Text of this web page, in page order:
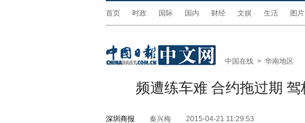
首页 时政 国际 国内 财经 文娱 生活 图片
中国在线 > 华南地区
频遭练车难 合约拖过期
深圳商报 秦兴梅 2015-04-21 11:29:53